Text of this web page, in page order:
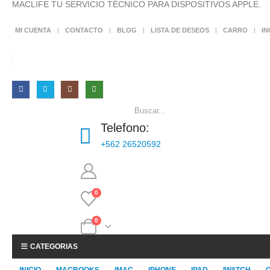
MACLIFE TU SERVICIO TÉCNICO PARA DISPOSITIVOS APPLE.
MI CUENTA CONTACTO BLOG LISTA DE DESEOS CARRO
Telefono:
+562 26520592
0
0
CATEGORIAS